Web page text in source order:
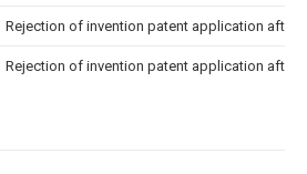
Rejection of invention patent application after
Rejection of invention patent application after